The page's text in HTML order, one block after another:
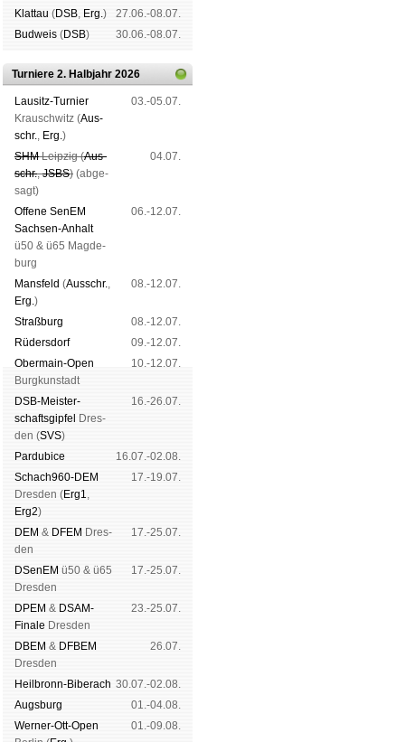
Klat­tau (DSB, Erg.)
27.06.-08.07.
Bud­weis (DSB) 30.06.-08.07.
Turniere 2. Halbjahr 2026
Lau­sitz-Tur­nier
Krausch­witz (Aus­
schr., Erg.)
03.-05.07.
SHMLeip­zig (Aus­
schr.,JSBS) (ab­ge­
sagt)
04.07.
Offene SenEM
Sach­sen-An­halt
ü50 & ü65 Mag­de­
burg
06.-12.07.
Mans­feld (Aus­schr.,
Erg.)
08.-12.07.
Straß­burg
08.-12.07.
Rüders­dorf
09.-12.07.
Ober­main-Open
Burg­kun­stadt
10.-12.07.
DSB-Meister­
schafts­gipfel
Dres­
den (SVS)
16.-26.07.
Pardu­bice
16.07.-02.08.
Schach960-DEM
Dres­den (Erg1,
Erg2)
17.-19.07.
DEM & DFEM Dres­
den
17.-25.07.
DSenEM ü50 & ü65
Dres­den
17.-25.07.
DPEM & DSAM-
Finale Dres­den
23.-25.07.
DBEM & DFBEM
Dres­den
26.07.
Heil­bronn-Bi­ber­ach 30.07.-02.08.
Augs­burg
01.-04.08.
Werner-Ott-Open
01.-09.08.